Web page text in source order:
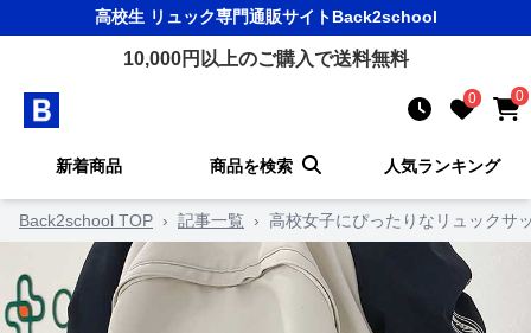
高校生 リュック専門通販サイトBack2school
10,000円以上のご購入で送料無料
0 0
新着商品 商品を検索 人気ランキング
Back2school TOP › 記事一覧 › 高校女子にぴったりなリュックサ